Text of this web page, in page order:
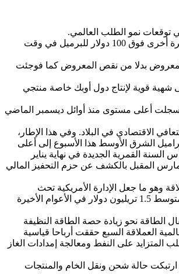
توقعات نمو الطلب العالمي.
ويسود السوق النفطية مجموعة متزايدة من التوقعات الصعودية بأن تعافي الصين سيؤدي إلى انتعاش في أسعار النفط الخام ويتوقع البعض أن خام برنت سيرتفع مرة أخرى فوق 100 دولار للبرميل في وقت
المعروض بدلا من نقص المعروض كما فوجئت
قوية لإنتاج دول أوبك خاصة منتجي
سجلت أعلى مستوى منذ أوائل ديسمبر الماضي
عمق ووتيرة التعافي الاقتصادي في البلاد. وفي هذا الإطار،
الشرق الأوسط هذا الأسبوع إلى أعلى
القمرية الجديدة في نهاية يناير
ما زاد حالة التفاؤل في توقعات السوق للعام الجاري. ونوه إلى أن ترقب مزيد من التطورات الإيجابية يحدث مع توقع قيام البرلمان الصيني في اجتماعه 5 مارس المقبل بالكشف عن حزم التحفيز المالي
وهو ما جعل الإدارة الأمريكية تحث
الشركات الأمريكية على مزيد من الإنتاج لخفض أسعار الوقود، مشيرا إلى أنه بحسب بيانات وكالة الطاقة الدولية حققت صناعة النفط والغاز قفزة في أرباحها من متوسط 1.5 تريليون دولار في الأعوام الأخيرة
الطاقة نحو زيادة حصة الطاقة النظيفة
العملاقة السبع حققت أرباحا قياسية
لتلبية الطلب المتزايد على النفط ومعالجة إمدادات الغاز
الأوروبي ومجموعة الدول السبع التي تستهدف صادرات البترول الروسية حيز التنفيذ في 5 فبراير الجاري ارتبكت حالة شحن ونقل الخام والمنتجات